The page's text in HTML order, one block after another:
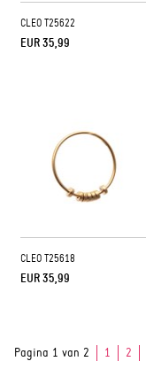
CLEO T25622
EUR 35,99
CLEO T25618
EUR 35,99
Pagina 1 van 2 1 2